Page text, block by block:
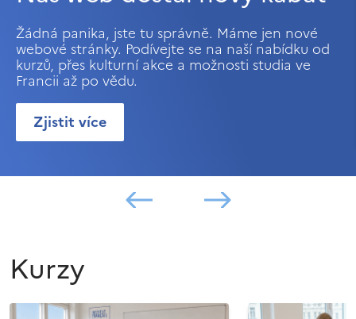
Žádná panika, jste tu správně. Máme jen nové
webové stránky. Podívejte se na naší nabídku od
kurzů, přes kulturní akce a možnosti studia ve
Francii až po vědu.
Zjistit více
Kurzy